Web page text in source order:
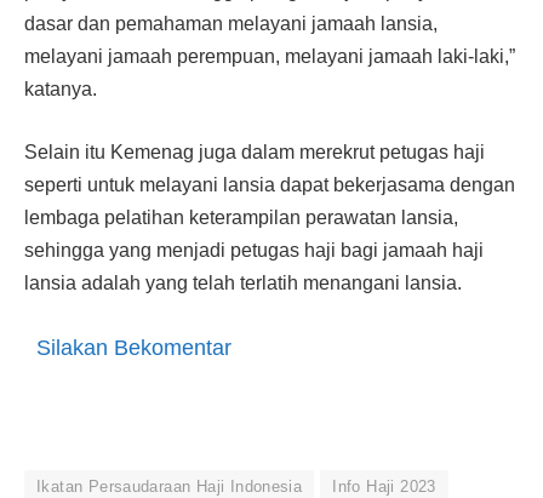
dasar dan pemahaman melayani jamaah lansia,
melayani jamaah perempuan, melayani jamaah laki-laki,”
katanya.
Selain itu Kemenag juga dalam merekrut petugas haji
seperti untuk melayani lansia dapat bekerjasama dengan
lembaga pelatihan keterampilan perawatan lansia,
sehingga yang menjadi petugas haji bagi jamaah haji
lansia adalah yang telah terlatih menangani lansia.
Silakan Bekomentar
Ikatan Persaudaraan Haji Indonesia Info Haji 2023